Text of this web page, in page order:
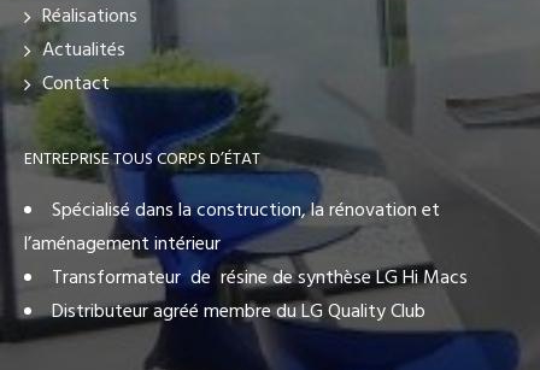
Réalisations
Actualités
Contact
ENTREPRISE TOUS CORPS D’ÉTAT
Spécialisé dans la construction, la rénovation et
l’aménagement intérieur
Transformateur de résine de synthèse LG Hi Macs
Distributeur agréé membre du LG Quality Club